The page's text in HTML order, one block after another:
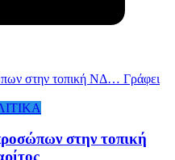
στην τοπική